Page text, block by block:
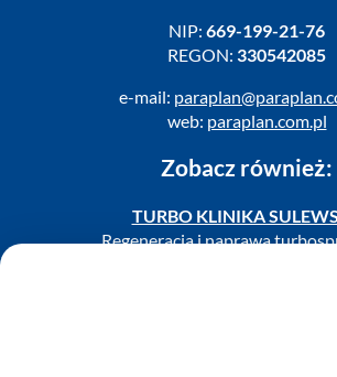
NIP: 669-199-21-76
REGON: 330542085
e-mail:
web: paraplan.com.pl
Zobacz również:
TURBO KLINIKA
Regeneracja i naprawa